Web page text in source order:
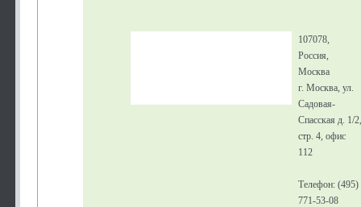
107078,
Россия,
Москва
г. Москва, ул.
Садовая-
Спасская д. 1/2,
стр. 4, офис
112
Телефон: (495)
771-53-08